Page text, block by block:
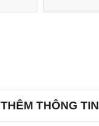
THÊM THÔNG TIN